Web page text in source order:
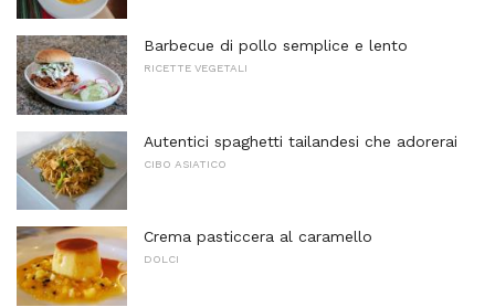
Barbecue di pollo semplice e lento
RICETTE VEGETALI
Autentici spaghetti tailandesi che adorerai
CIBO ASIATICO
Crema pasticcera al caramello
DOLCI